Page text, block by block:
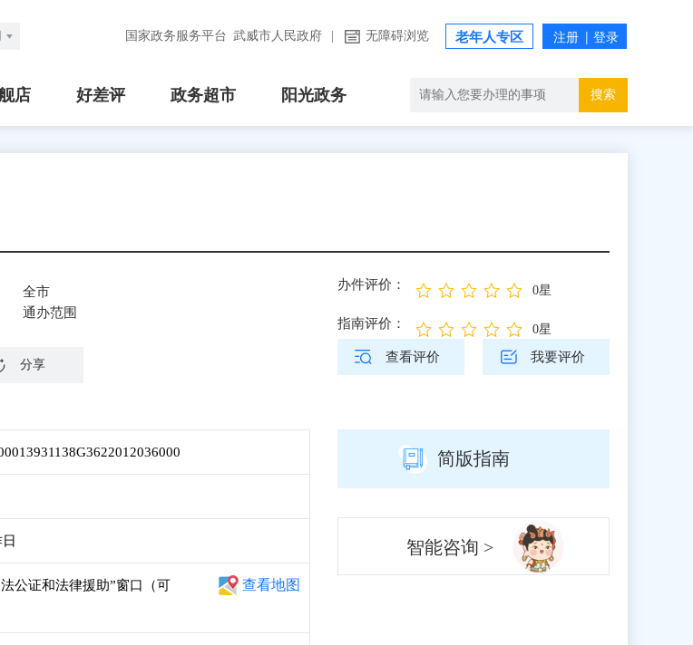
国家政务服务平台 武威市人民政府 无障碍浏览 老年人专区
店 好差评 政务超市 阳光政务 搜索
全市
通办范围
分享
办件评价： 0星
指南评价： 0星
查看评价 我要评价
公证和法律援助”窗口（可
查看地图
简版指南
智能咨询 >